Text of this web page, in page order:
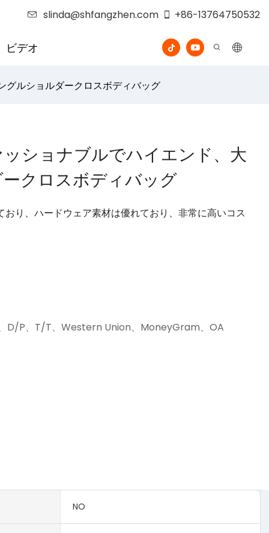
slinda@shfangzhen.com +86-13764750532
ビデオ
グルショルダークロスボディバッグ
ショナブルでハイエンド、大
クロスボディバッグ
り、ハードウェア素材は優れており、非常に高いコス
D/P、T/T、Western Union、MoneyGram、OA
NO